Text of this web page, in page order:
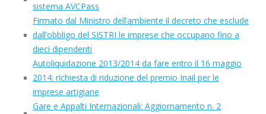
sistema AVCPass
Firmato dal Ministro dell’ambiente il decreto che esclude
dall’obbligo del SISTRI le imprese che occupano fino a
dieci dipendenti
Autoliquidazione 2013/2014 da fare entro il 16 maggio
2014: richiesta di riduzione del premio Inail per le
imprese artigiane
Gare e Appalti Internazionali: Aggiornamento n. 2